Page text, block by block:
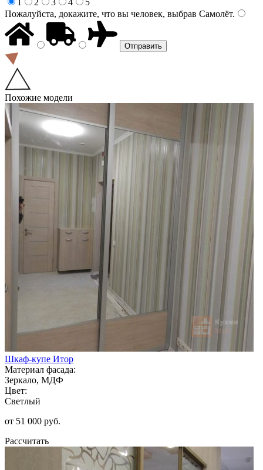
Пожалуйста, докажите, что вы человек, выбрав Самолёт.
Похожие модели
Шкаф-купе Итор
Материал фасада:
Зеркало, МДФ
Цвет:
Светлый
от 51 000 руб.
Рассчитать